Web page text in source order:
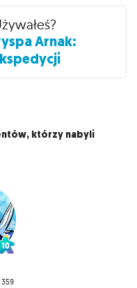
Arnak:
którzy nabyli
359